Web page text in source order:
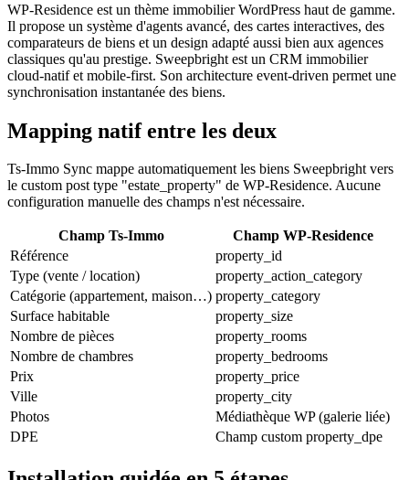
WP-Residence est un thème immobilier WordPress haut de gamme.
Il propose un système d'agents avancé, des cartes interactives, des
comparateurs de biens et un design adapté aussi bien aux agences
classiques qu'au prestige. Sweepbright est un CRM immobilier
cloud-natif et mobile-first. Son architecture event-driven permet une
synchronisation instantanée des biens.
Mapping natif entre les deux
Ts-Immo Sync mappe automatiquement les biens Sweepbright vers
le custom post type "estate_property" de WP-Residence. Aucune
configuration manuelle des champs n'est nécessaire.
Champ Ts-Immo
Champ WP-Residence
Référence
property_id
Type (vente / location)
property_action_category
Catégorie (appartement, maison…) property_category
Surface habitable
property_size
Nombre de pièces
property_rooms
Nombre de chambres
property_bedrooms
Prix
property_price
Ville
property_city
Photos
Médiathèque WP (galerie liée)
DPE
Champ custom property_dpe